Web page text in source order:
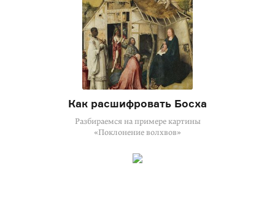
Как расшифровать Босха
Разбираемся на примере картины
«Поклонение волхвов»